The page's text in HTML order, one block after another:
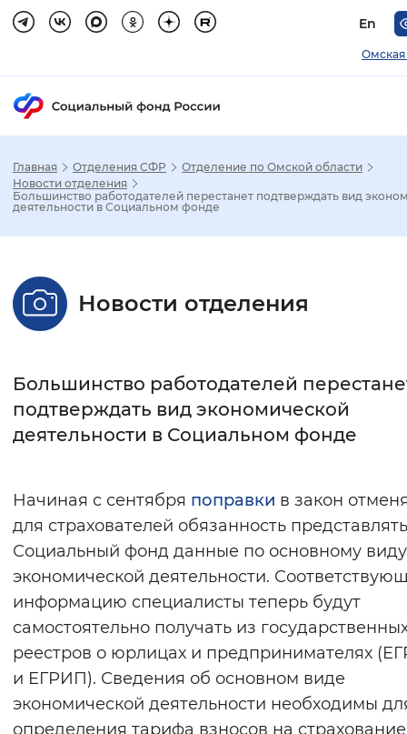
En
Омская
Стандартный Увеличенный
Без засечек С засечками
Интервал между буквами
Цвет сайта
Монохромный Инверсивный
Синий фон
Изображения
Включены Выключены
Главная Отделения СФР
Отделение по Омской области
Новости отделения
Большинство работодателей перестанет подтверждать вид
деятельности в Социальном фонде
Новости отделения
Большинство работодателей
подтверждать вид экономической
деятельности в Социальном фонде
Начиная с сентября поправки в закон
для страхователей обязанность
Социальный фонд данные по основному виду
экономической деятельности.
информацию специалисты теперь будут
самостоятельно получать из
реестров о юрлицах и предпринимателях
и ЕГРИП). Сведения об основном виде
экономической деятельности необходимы
определения тарифа взносов на страхование